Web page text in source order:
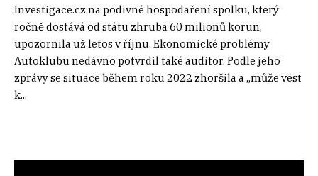
Investigace.cz na podivné hospodaření spolku, který
ročně dostává od státu zhruba 60 milionů korun,
upozornila už letos v říjnu. Ekonomické problémy
Autoklubu nedávno potvrdil také auditor. Podle jeho
zprávy se situace během roku 2022 zhoršila a „může vést
k...